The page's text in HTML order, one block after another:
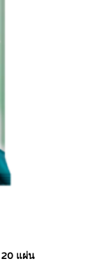
20 แผ่น